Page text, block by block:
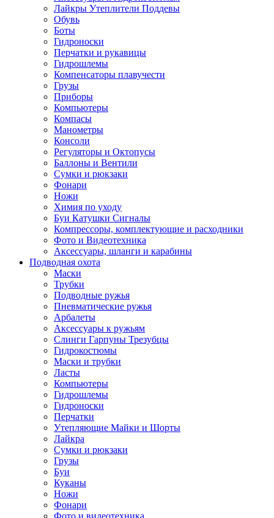
Лайкры Утеплители Поддевы
Обувь
Боты
Гидроноски
Перчатки и рукавицы
Гидрошлемы
Компенсаторы плавучести
Грузы
Приборы
Компьютеры
Компасы
Манометры
Консоли
Регуляторы и Октопусы
Баллоны и Вентили
Сумки и рюкзаки
Фонари
Ножи
Химия по уходу
Буи Катушки Сигналы
Компрессоры, комплектующие и расходники
Фото и Видеотехника
Аксессуары, шланги и карабины
Подводная охота
Маски
Трубки
Подводные ружья
Пневматические ружья
Арбалеты
Аксессуары к ружьям
Слинги Гарпуны Трезубцы
Гидрокостюмы
Маски и трубки
Ласты
Компьютеры
Гидрошлемы
Гидроноски
Перчатки
Утепляющие Майки и Шорты
Лайкра
Сумки и рюкзаки
Грузы
Буи
Куканы
Ножи
Фонари
Фото и видеотехника